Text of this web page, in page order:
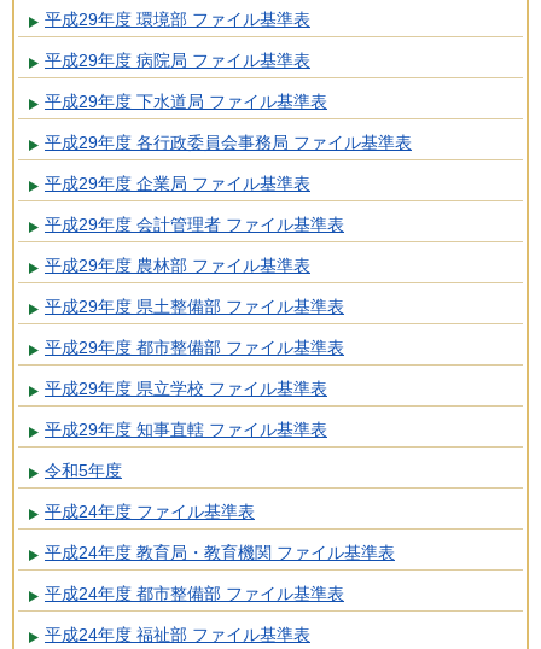
平成29年度 環境部 ファイル基準表
平成29年度 病院局 ファイル基準表
平成29年度 下水道局 ファイル基準表
平成29年度 各行政委員会事務局 ファイル基準表
平成29年度 企業局 ファイル基準表
平成29年度 会計管理者 ファイル基準表
平成29年度 農林部 ファイル基準表
平成29年度 県土整備部 ファイル基準表
平成29年度 都市整備部 ファイル基準表
平成29年度 県立学校 ファイル基準表
平成29年度 知事直轄 ファイル基準表
令和5年度
平成24年度 ファイル基準表
平成24年度 教育局・教育機関 ファイル基準表
平成24年度 都市整備部 ファイル基準表
平成24年度 福祉部 ファイル基準表